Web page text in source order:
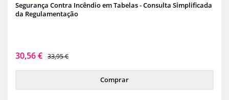
Segurança Contra Incêndio em Tabelas - Consulta Simplificada
da Regulamentação
30,56 € 33,95 €
Comprar